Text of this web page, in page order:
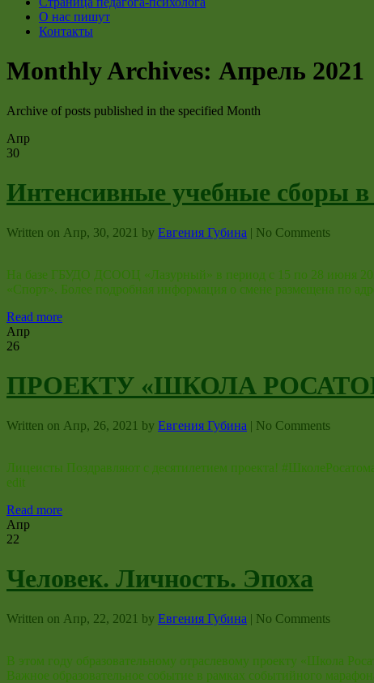
О нас пишут
Контакты
Monthly Archives: Апрель 2021
Archive of posts published in the specified Month
Апр
30
Интенсивные учебные сборы
Written on Апр, 30, 2021 by Евгения Губина | No Comments
На базе ГБУДО ДСООЦ «Лазурный» в период с 15 по 28 июня
«Спорт». Более подробная информация о смене размещена по
Read more
Апр
26
ПРОЕКТУ «ШКОЛА
Written on Апр, 26, 2021 by Евгения Губина | No Comments
Лицеисты Поздравляют с десятилетием проекта!
edit
Read more
Апр
22
Человек. Личность. Эпоха
Written on Апр, 22, 2021 by Евгения Губина | No Comments
В этом году образовательному отраслевому проекту «Школа
Важное образовательное событие в рамках событийного